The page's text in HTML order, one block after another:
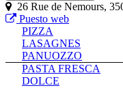
26 Rue de Nemours,
Puesto web
PIZZA
LASAGNES
PANUOZZO
PASTA FRESCA
DOLCE